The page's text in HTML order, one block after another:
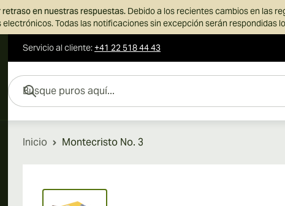
en nuestras respuestas. Debido a los recientes cambios en las
Todas las notificaciones sin excepción serán respondidas
Servicio al cliente:+41 22 518 44 43
Busque puros aquí...
Inicio Montecristo No. 3
View larger image